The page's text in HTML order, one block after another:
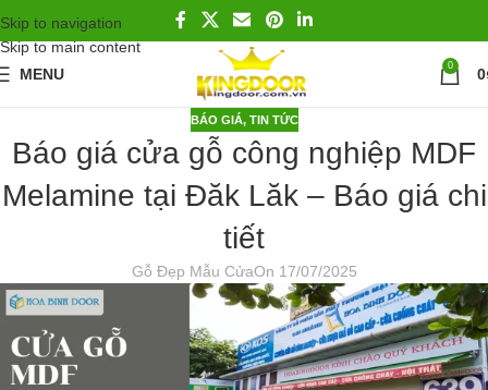
Skip to navigation
Skip to main content
MENU
0 0
BÁO GIÁ, TIN TỨC
Báo giá cửa gỗ công nghiệp MDF
Melamine tại Đăk Lăk – Báo giá chi
tiết
Gỗ Đẹp Mẫu CửaOn 17/07/2025